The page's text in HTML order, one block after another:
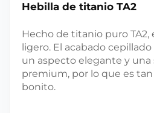
Hebilla de titanio TA2
Hecho de titanio puro
ligero. El acabado
un aspecto elegante y una
premium, por lo que es
bonito.